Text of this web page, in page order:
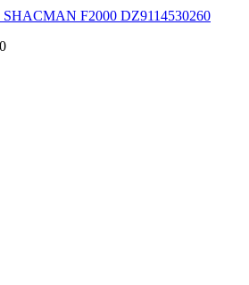
F2000 DZ9114530260